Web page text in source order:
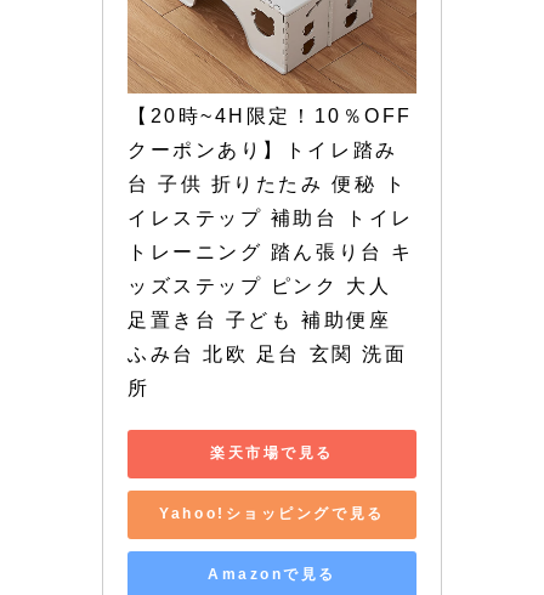
【20時~4H限定！10％OFF
クーポンあり】トイレ踏み
台 子供 折りたたみ 便秘 ト
イレステップ 補助台 トイレ
トレーニング 踏ん張り台 キ
ッズステップ ピンク 大人
足置き台 子ども 補助便座
ふみ台 北欧 足台 玄関 洗面
所
楽天市場で見る
Yahoo!ショッピングで見る
Amazonで見る